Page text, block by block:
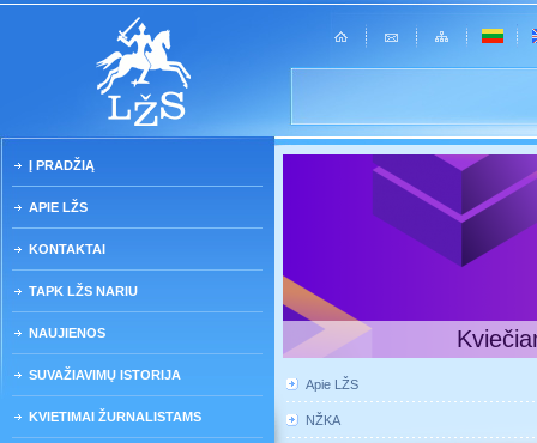
Į PRADŽIĄ
APIE LŽS
KONTAKTAI
TAPK LŽS NARIU
NAUJIENOS
SUVAŽIAVIMŲ ISTORIJA
KVIETIMAI ŽURNALISTAMS
Apie LŽS
NŽKA